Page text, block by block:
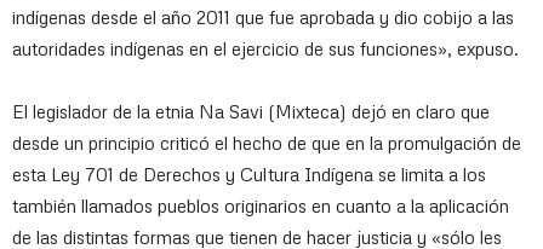
indígenas desde el año 2011 que fue aprobada y dio cobijo a las
autoridades indígenas en el ejercicio de sus funciones», expuso.
El legislador de la etnia Na Savi (Mixteca) dejó en claro que
desde un principio criticó el hecho de que en la promulgación de
esta Ley 701 de Derechos y Cultura Indígena se limita a los
también llamados pueblos originarios en cuanto a la aplicación
de las distintas formas que tienen de hacer justicia y «sólo les